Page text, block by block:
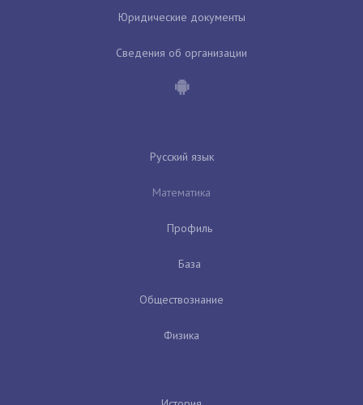
Юридические документы
Сведения об организации
Русский язык
Математика
Профиль
База
Обществознание
Физика